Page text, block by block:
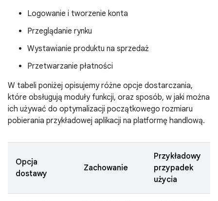
Logowanie i tworzenie konta
Przeglądanie rynku
Wystawianie produktu na sprzedaż
Przetwarzanie płatności
W tabeli poniżej opisujemy różne opcje dostarczania,
które obsługują moduły funkcji, oraz sposób, w jaki można
ich używać do optymalizacji początkowego rozmiaru
pobierania przykładowej aplikacji na platformę handlową.
Opcja
dostawy
Zachowanie
Przykładowy
przypadek
użycia